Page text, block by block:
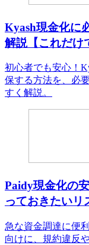
Kyash現金化に
解説【これだけ
初心者でも安心！
保する方法を、必
すく解説。
Paidy現金化の
っておきたいリ
急な資金調達に便
向けに、規約違反